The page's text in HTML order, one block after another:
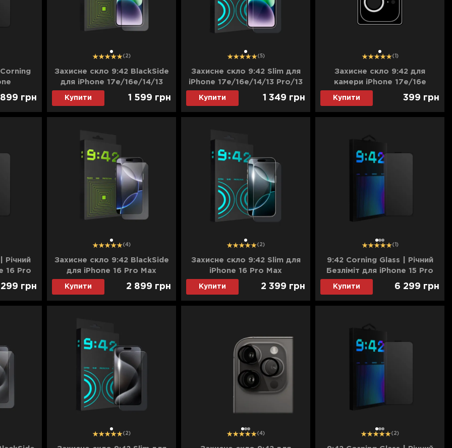
Pro
грн
1 (2)
Захисне скло 9:42 BlackSide
для iPhone 17e/16e/14/13
Pro/13
Купити 1 599 грн
1 (5)
Захисне скло 9:42 Slim для
iPhone 17e/16e/14/13 Pro/13
Купити 1 349 грн
1 (1)
Захисне скло 9:42 для
камери iPhone 17e/16e
(Clear)
Купити 399 грн
Річний
16 Pro
грн
1 (4)
Захисне скло 9:42 BlackSide
для iPhone 16 Pro Max
Купити 2 899 грн
1 (2)
Захисне скло 9:42 Slim для
iPhone 16 Pro Max
Купити 2 399 грн
12 3 (1)
9:42 Corning Glass | Річний
Безліміт для iPhone 15 Pro
Max
Купити 6 299 грн
1 (2) 12 3 (4) 12 3 (2)